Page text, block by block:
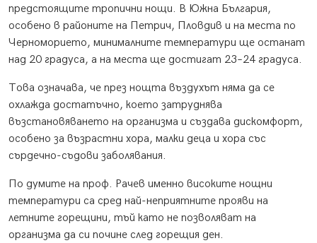
предстоящите тропични нощи. В Южна България,
особено в районите на Петрич, Пловдив и на места по
Черноморието, минималните температури ще останат
над 20 градуса, а на места ще достигат 23–24 градуса.
Това означава, че през нощта въздухът няма да се
охлажда достатъчно, което затруднява
възстановяването на организма и създава дискомфорт,
особено за възрастни хора, малки деца и хора със
сърдечно-съдови заболявания.
По думите на проф. Рачев именно високите нощни
температури са сред най-неприятните прояви на
летните горещини, тъй като не позволяват на
организма да си почине след горещия ден.